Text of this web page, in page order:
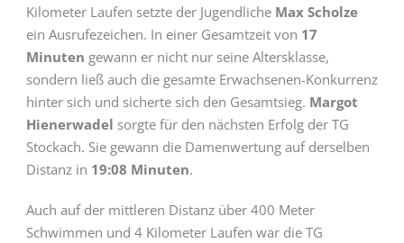
Kilometer Laufen setzte der Jugendliche Max Scholze
ein Ausrufezeichen. In einer Gesamtzeit von 17
Minuten gewann er nicht nur seine Altersklasse,
sondern ließ auch die gesamte Erwachsenen-Konkurrenz
hinter sich und sicherte sich den Gesamtsieg. Margot
Hienerwadel sorgte für den nächsten Erfolg der TG
Stockach. Sie gewann die Damenwertung auf derselben
Distanz in 19:08 Minuten.
Auch auf der mittleren Distanz über 400 Meter
Schwimmen und 4 Kilometer Laufen war die TG